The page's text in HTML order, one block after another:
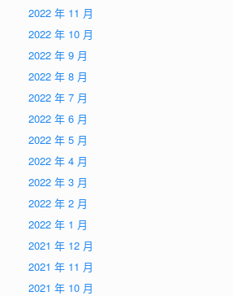
2022 年 11 月
2022 年 10 月
2022 年 9 月
2022 年 8 月
2022 年 7 月
2022 年 6 月
2022 年 5 月
2022 年 4 月
2022 年 3 月
2022 年 2 月
2022 年 1 月
2021 年 12 月
2021 年 11 月
2021 年 10 月